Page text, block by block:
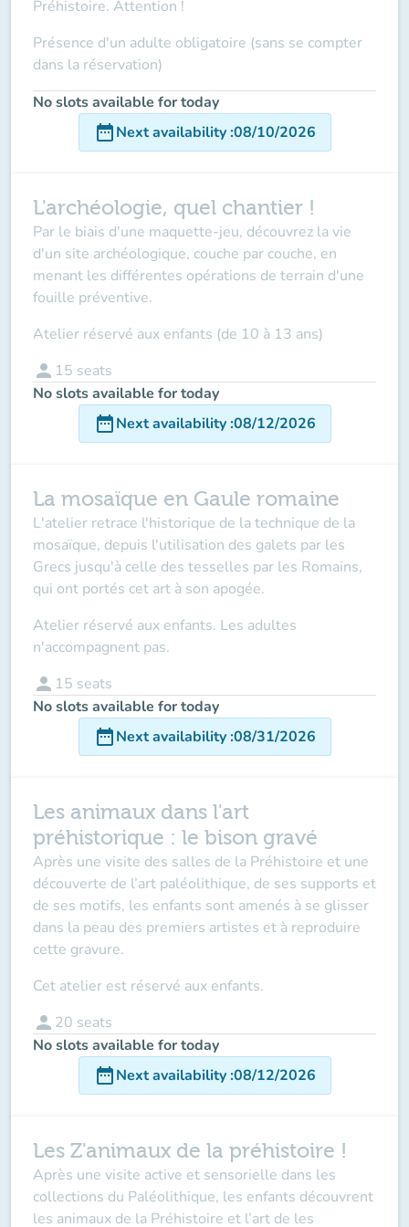
Préhistoire. Attention !
Présence d'un adulte obligatoire (sans se compter
dans la réservation)
No slots available for today
date_rangeNext availability:08/10/2026
L'archéologie, quel chantier !
Par le biais d'une maquette-jeu, découvrez la vie
d'un site archéologique, couche par couche, en
menant les différentes opérations de terrain d'une
fouille préventive.
Atelier réservé aux enfants (de 10 à 13 ans)
person 15 seats
No slots available for today
date_rangeNext availability:08/12/2026
La mosaïque en Gaule romaine
L'atelier retrace l'historique de la technique de la
mosaïque, depuis l'utilisation des galets par les
Grecs jusqu'à celle des tesselles par les Romains,
qui ont portés cet art à son apogée.
Atelier réservé aux enfants. Les adultes
n'accompagnent pas.
person 15 seats
No slots available for today
date_rangeNext availability:08/31/2026
Les animaux dans l'art
préhistorique : le bison gravé
Après une visite des salles de la Préhistoire et une
découverte de l’art paléolithique, de ses supports et
de ses motifs, les enfants sont amenés à se glisser
dans la peau des premiers artistes et à reproduire
cette gravure.
Cet atelier est réservé aux enfants.
person 20 seats
No slots available for today
date_rangeNext availability:08/12/2026
Les Z'animaux de la préhistoire !
Après une visite active et sensorielle dans les
collections du Paléolithique, les enfants découvrent
les animaux de la Préhistoire et l’art de les